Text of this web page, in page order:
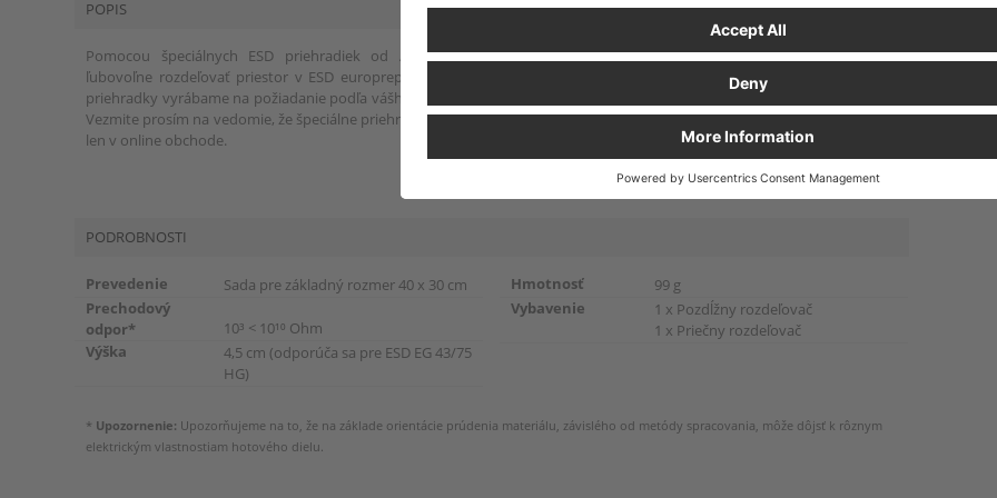
POPIS
Pomocou špeciálnych ESD priehradiek od AUER Packaging môžete
ľubovoľne rozdeľovať priestor v ESD europrepravke. Funkčné špeciálne
priehradky vyrábame na požiadanie podľa vášho individuálneho zadania.
Vezmite prosím na vedomie, že špeciálne priehradky možno konfigurovať
len v online obchode.
Elektricky vodivý materiál
Individálne zhotovenie
Presne predfrézovaný zasúvací systém
Prispôsobené eurorozmeru
PODROBNOSTI
Prevedenie
Sada pre základný rozmer 40 x 30 cm
Prechodový
odpor*
10³ < 10¹⁰ Ohm
Výška
4,5 cm (odporúča sa pre ESD EG 43/75
HG)
Hmotnosť
99 g
Vybavenie
1 x Pozdĺžny rozdeľovač
1 x Priečny rozdeľovač
* Upozornenie: Upozorňujeme na to, že na základe orientácie prúdenia materiálu, závislého od metódy spracovania, môže dôjsť k rôznym
elektrickým vlastnostiam hotového dielu.